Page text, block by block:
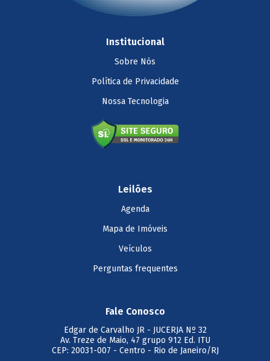
Institucional
Sobre Nós
Política de Privacidade
Nossa Tecnologia
Leilões
Agenda
Mapa de Imóveis
Veículos
Perguntas frequentes
Fale Conosco
Edgar de Carvalho JR- JUCERJA Nº 32
Av. Treze de Maio, 47 grupo 912 Ed. ITU
CEP: 20031-007 - Centro - Rio de Janeiro/RJ